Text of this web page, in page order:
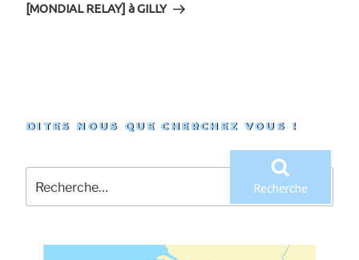
[MONDIAL RELAY] à GILLY
DITES NOUS QUE CHERCHEZ VOUS !
Recherche
pour
:
Recherche